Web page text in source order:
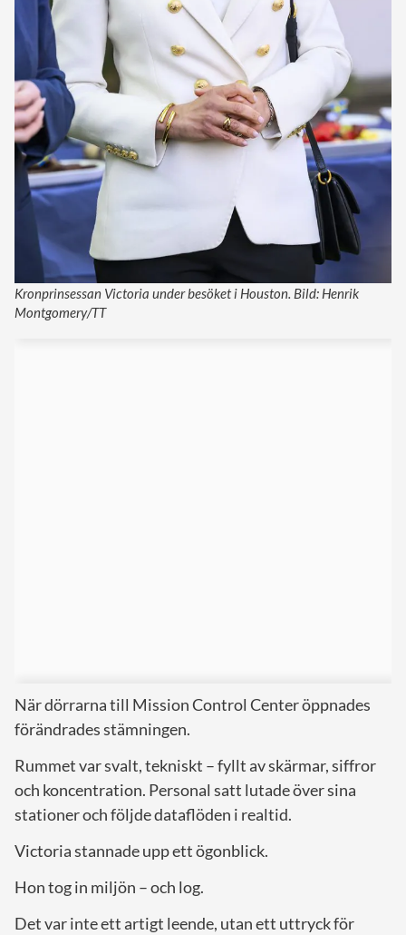
Kronprinsessan Victoria under besöket i Houston. Bild: Henrik
Montgomery/TT
När dörrarna till Mission Control Center öppnades
förändrades stämningen.
Rummet var svalt, tekniskt – fyllt av skärmar, siffror
och koncentration. Personal satt lutade över sina
stationer och följde dataflöden i realtid.
Victoria stannade upp ett ögonblick.
Hon tog in miljön – och log.
Det var inte ett artigt leende, utan ett uttryck för